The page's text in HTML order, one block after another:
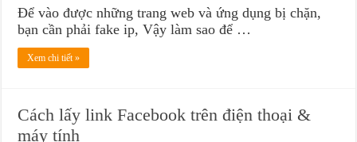
Để vào được những trang web và ứng dụng bị chặn,
bạn cần phải fake ip, Vậy làm sao để …
Xem chi tiết »
Cách lấy link Facebook trên điện thoại &
máy tính